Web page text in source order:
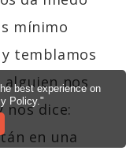
best experience on
Policy."
mínimo
temblamos
alguien nos
nos dice:
en una